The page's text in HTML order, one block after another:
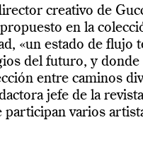
creativo de
en la
«un estado de flujo
del futuro, y
entre caminos
jefe de la
participan varios